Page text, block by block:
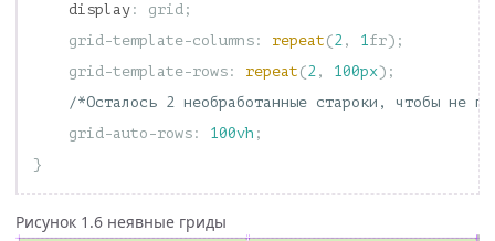
display : grid ;
grid-template-columns : repeat (2 , 1fr);
grid-template-rows : repeat (2 , 100px);
/*Осталось 2 необработанные староки, чтобы не
grid-auto-rows : 100vh ;
}
Рисунок 1.6 неявные гриды